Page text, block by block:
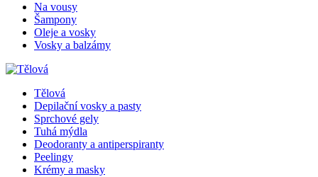
Na vousy
Šampony
Oleje a vosky
Vosky a balzámy
Tělová
Depilační vosky a pasty
Sprchové gely
Tuhá mýdla
Deodoranty a antiperspiranty
Peelingy
Krémy a masky